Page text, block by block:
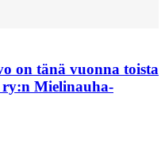
on tänä vuonna toista
Mielinauha-